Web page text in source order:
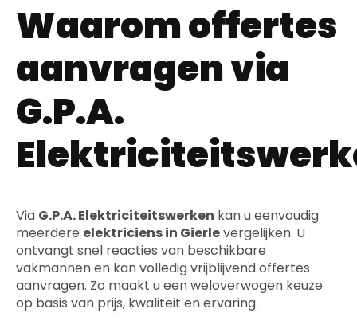
Waarom offertes
aanvragen via
G.P.A.
Via G.P.A. Elektriciteitswerken kan u eenvoudig
meerdere elektriciens in Gierlevergelijken. U
ontvangt snel reacties van beschikbare
vakmannen en kan volledig vrijblijvend offertes
aanvragen. Zo maakt u een weloverwogen keuze
op basis van prijs, kwaliteit en ervaring.